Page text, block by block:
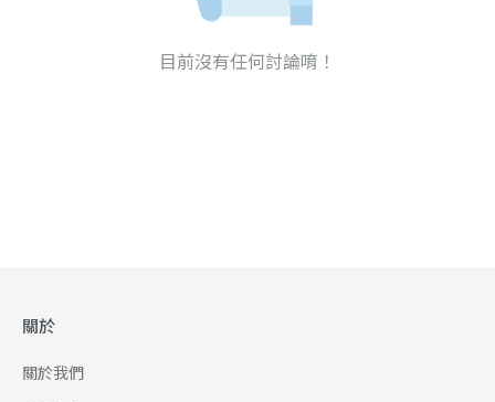
目前沒有任何討論唷！
關於
關於我們